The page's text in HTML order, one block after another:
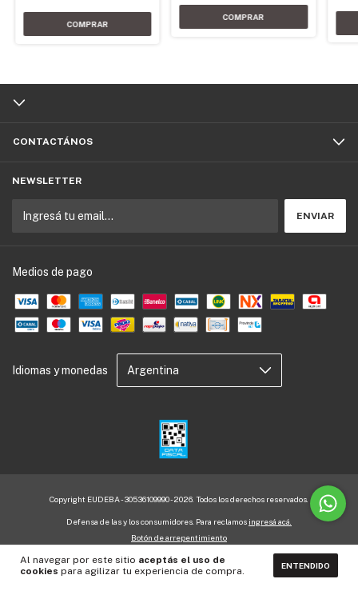
Al navegar por este sitio aceptás el uso de
cookies para agilizar tu experiencia de compra. ENTENDIDO
CONTACTÁNOS
NEWSLETTER
Medios de pago
Idiomas y monedas
Copyright EUDEBA - 30536109990 - 2026. Todos los derechos reservados.
Defensa de las y los consumidores. Para reclamos ingresá acá.
Botón de arrepentimiento